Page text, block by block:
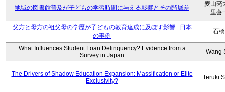
地域の図書館普及が子どもの学習時間に与える影響とその階層差
麦山亮
里蒼
父方と母方の祖父母の学歴が子どもの教育達成に及ぼす影響 : 日本
の事例
石
What Influences Student Loan Delinquency? Evidence from a
Survey in Japan
Wang
The Drivers of Shadow Education Expansion: Massification or Elite
Exclusivity?
Teruki